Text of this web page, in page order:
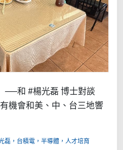
──和 #楊光磊 博士對談
會和美、中、台三地響
磊，台積電，半導體，人才培育